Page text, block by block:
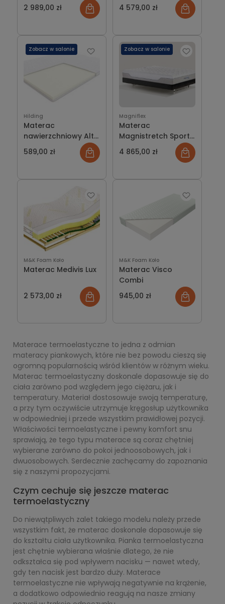
HILDING
2 989,00 zł 4 579,00 zł
Hilding
Materac
nawierzchniowy Alt
HILDING
589,00 zł
Zobacz w salonie
Magniflex
Materac
Magnistretch Sport
9 Plus
4 865,00 zł
Zobacz w salonie
M&K Foam Koło
Materac Medivis Lux
2 573,00 zł
M&K Foam Koło
Materac Visco
Combi
945,00 zł
Materace termoelastyczne to jedna z odmian
materacy piankowych, które nie bez powodu cieszą się
ogromną popularnością wśród klientów w różnym wieku.
Materac termoelastyczny doskonale dopasowuje się do
ciała zarówno pod względem jego ciężaru, jak i
temperatury. Materiał dostosowuje swoją temperaturę,
a przy tym oczywiście utrzymuje kręgosłup użytkownika
w odpowiedniej i przede wszystkim prawidłowej pozycji.
Właściwości termoelastyczne i pewny komfort snu
sprawiają, że tego typu materace są coraz chętniej
wybierane zarówno do pokoi jednoosobowych, jak i
dwuosobowych. Serdecznie zachęcamy do zapoznania
się z naszymi propozycjami.
Czym cechuje się jeszcze materac
termoelastyczny
Do niewątpliwych zalet takiego modelu należy przede
wszystkim fakt, że materac doskonale dopasowuje się
do kształtu ciała użytkownika. Pianka termoelastyczna
jest chętnie wybierana właśnie dlatego, że nie
odkształca się pod wpływem nacisku — nawet wtedy,
gdy ten nacisk jest bardzo duży. Materace
termoelastyczne nie wpływają negatywnie na krążenie,
a dodatkowo odpowiednio reagują na nasze zmiany